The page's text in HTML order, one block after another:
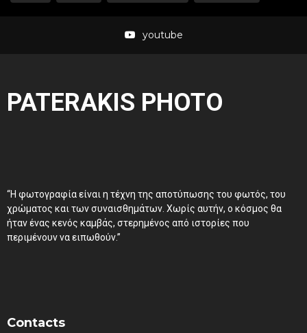
youtube
PATERAKIS PHOTO
“Η φωτογραφία είναι η τέχνη της αποτύπωσης του φωτός, του
χρώματος και των συναισθημάτων. Χωρίς αυτήν, ο κόσμος θα
ήταν ένας κενός καμβάς, στερημένος από ιστορίες που
περιμένουν να ειπωθούν.”
Contacts